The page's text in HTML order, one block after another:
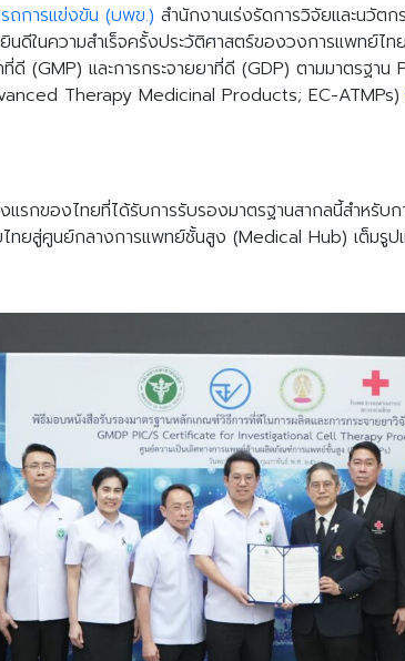
ถการแข่งขัน (บพข.) สำนักงานเร่งรัดการวิจัยและนวัต
ดีในความสำเร็จครั้งประวัติศาสตร์ของวงการแพทย์ไทย
(GMP) และการกระจายยาที่ดี (GDP) ตามมาตรฐา
Therapy Medicinal Products; EC-ATMPs)
แรกของไทยที่ได้รับการรับรองมาตรฐานสากลนี้สำหรั
ทยสู่ศูนย์กลางการแพทย์ชั้นสูง (Medical Hub) เต็มรูป